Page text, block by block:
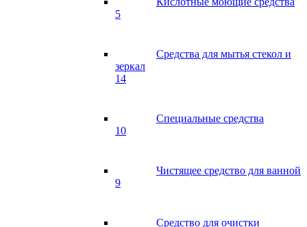
5
Средства для мытья стекол и
зеркал
14
Специальные средства
10
Чистящее средство для ванной
9
Средство для очистки